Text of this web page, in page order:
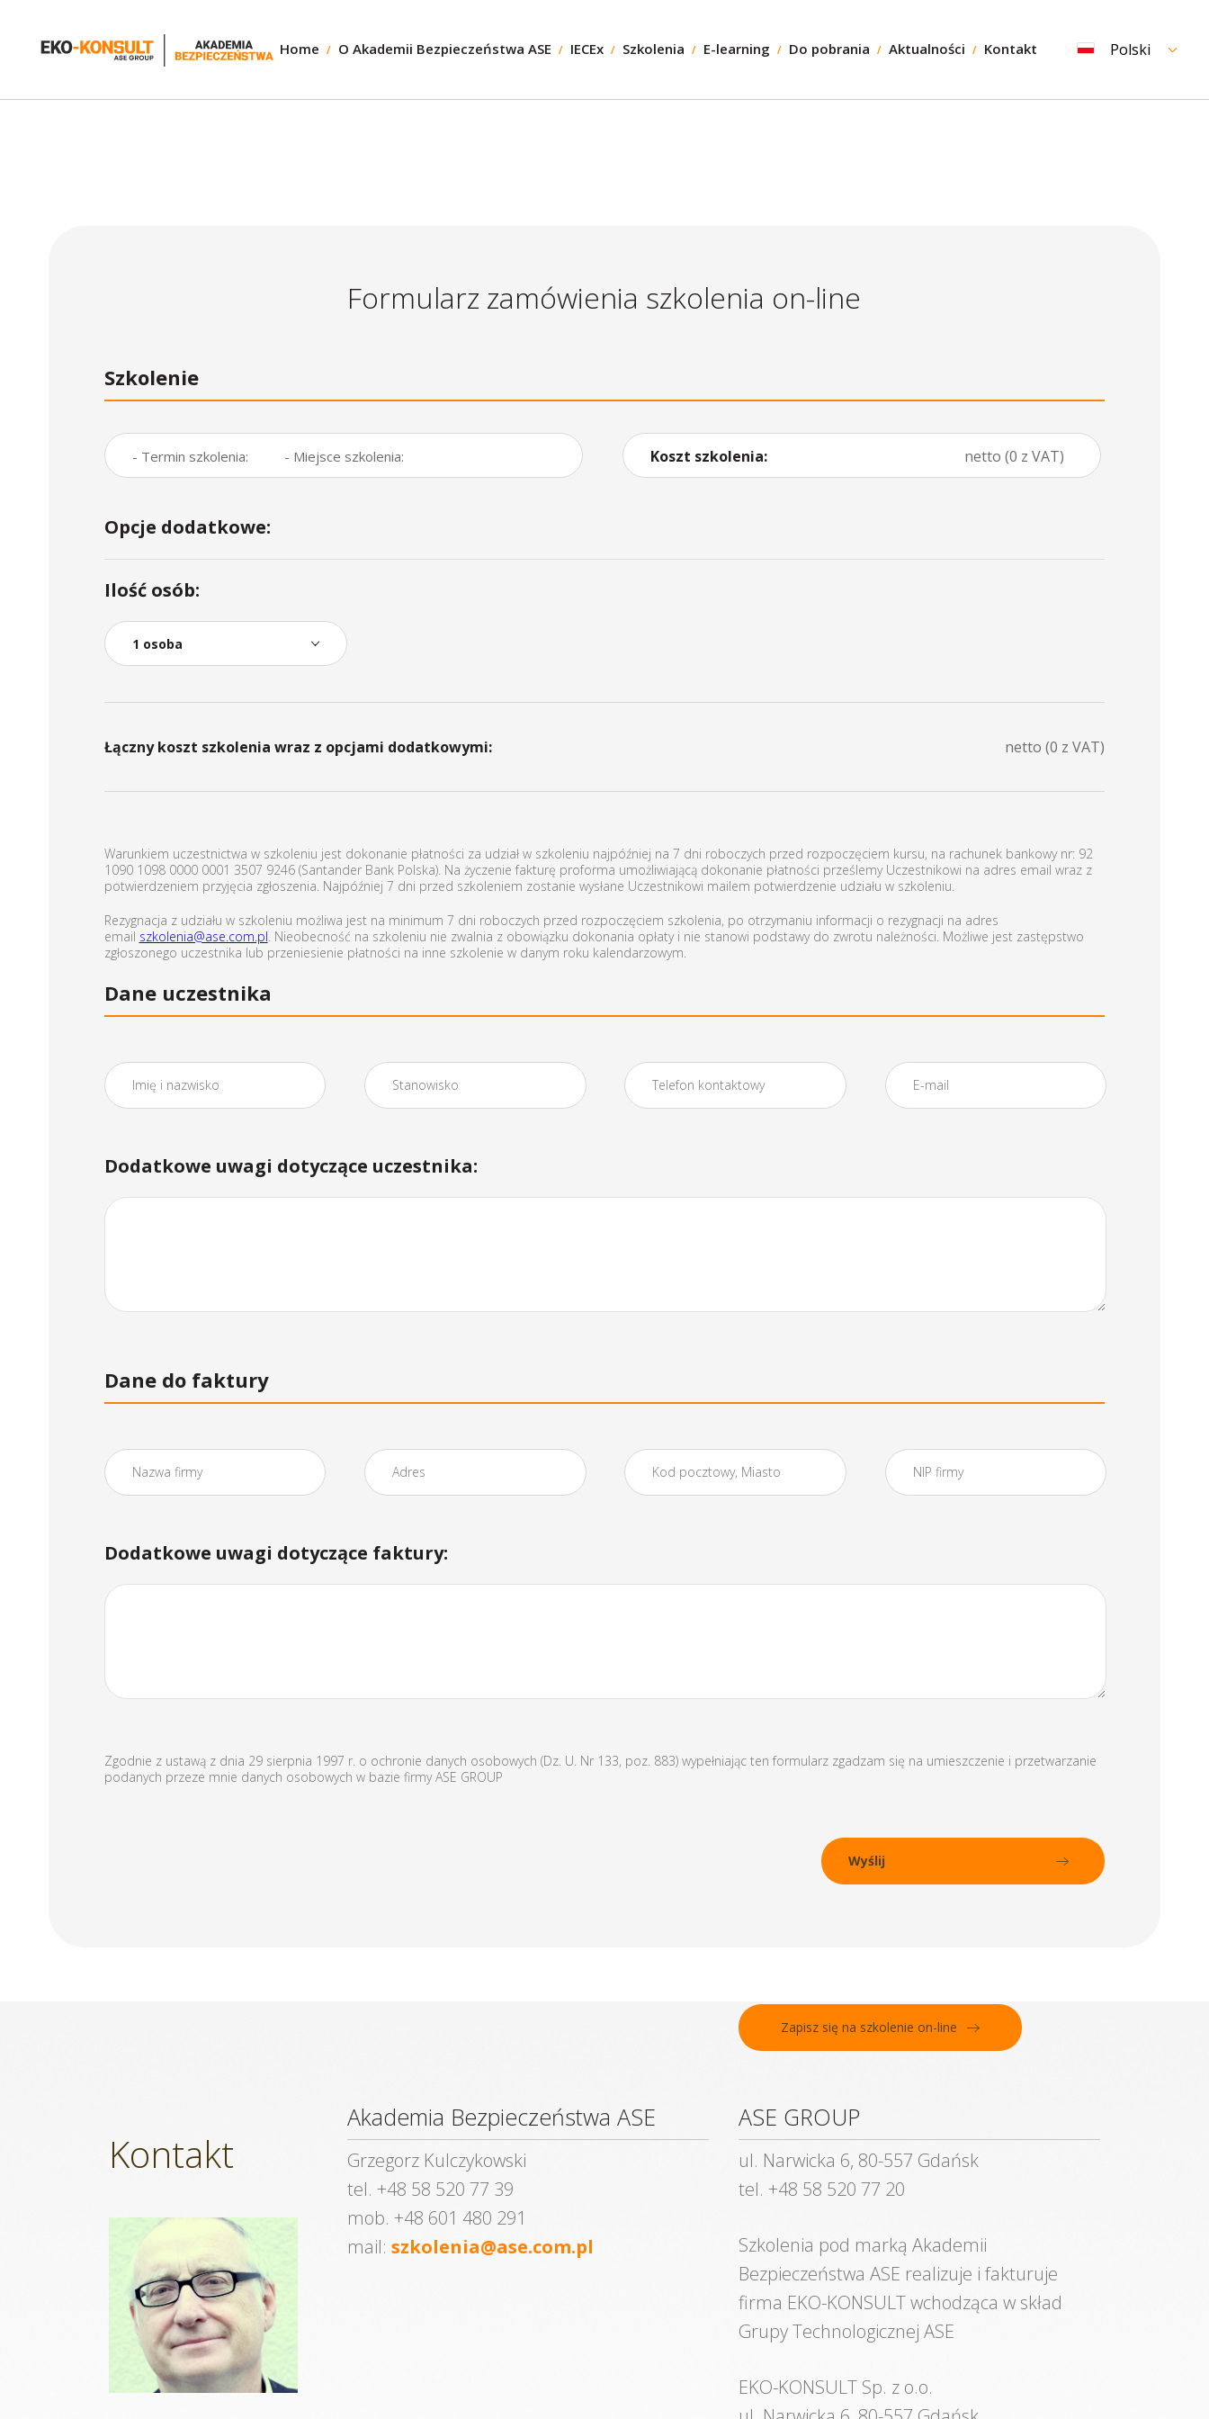
Home O Akademii Bezpieczeństwa ASE IECEx Szkolenia E-learning Do pobrania Aktualności Kontakt Polski
Formularz zamówienia szkolenia on-line
Szkolenie
- Termin szkolenia: - Miejsce szkolenia: Koszt szkolenia: netto (0 z VAT)
Opcje dodatkowe:
Ilość osób:
Łączny koszt szkolenia wraz z opcjami dodatkowymi: netto (0 z VAT)
Warunkiem uczestnictwa w szkoleniu jest dokonanie płatności za udział w szkoleniu najpóźniej na 7 dni roboczych przed rozpoczęciem kursu, na rachunek bankowy nr: 92
1090 1098 0000 0001 3507 9246 (Santander Bank Polska). Na życzenie fakturę proforma umożliwiającą dokonanie płatności prześlemy Uczestnikowi na adres email wraz z
potwierdzeniem przyjęcia zgłoszenia. Najpóźniej 7 dni przed szkoleniem zostanie wysłane Uczestnikowi mailem potwierdzenie udziału w szkoleniu.
Rezygnacja z udziału w szkoleniu możliwa jest na minimum 7 dni roboczych przed rozpoczęciem szkolenia, po otrzymaniu informacji o rezygnacji na adres
email szkolenia@ase.com.pl. Nieobecność na szkoleniu nie zwalnia z obowiązku dokonania opłaty i nie stanowi podstawy do zwrotu należności. Możliwe jest zastępstwo
zgłoszonego uczestnika lub przeniesienie płatności na inne szkolenie w danym roku kalendarzowym.
Dane uczestnika
Dodatkowe uwagi dotyczące uczestnika:
Dane do faktury
Dodatkowe uwagi dotyczące faktury:
Zgodnie z ustawą z dnia 29 sierpnia 1997 r. o ochronie danych osobowych (Dz. U. Nr 133, poz. 883) wypełniając ten formularz zgadzam się na umieszczenie i przetwarzanie
podanych przeze mnie danych osobowych w bazie firmy ASE GROUP
Kontakt
Akademia Bezpieczeństwa ASE
Grzegorz Kulczykowski
tel. +48 58 520 77 39
mob. +48 601 480 291
mail: szkolenia@ase.com.pl
Zapisz się na szkolenie on-line
ASE GROUP
ul. Narwicka 6, 80-557 Gdańsk
tel. +48 58 520 77 20
Szkolenia pod marką Akademii
Bezpieczeństwa ASE realizuje i fakturuje
firma EKO-KONSULT wchodząca w skład
Grupy Technologicznej ASE
EKO-KONSULT Sp. z o.o.